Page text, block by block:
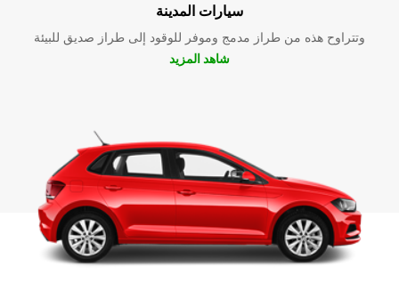
سيارات المدينة
وتتراوح هذه من طراز مدمج وموفر للوقود إلى طراز صديق للبيئة
شاهد المزيد